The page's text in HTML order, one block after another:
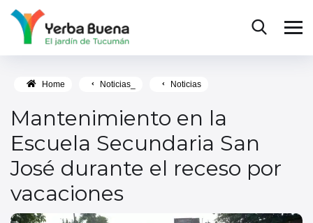
Home Noticias_ Noticias
Mantenimiento en la
Escuela Secundaria San
José durante el receso por
vacaciones